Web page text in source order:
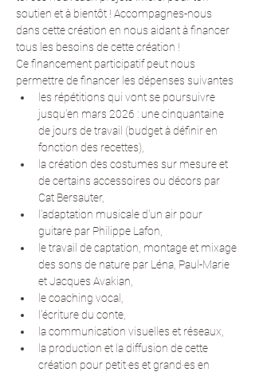
soutien et à bientôt ! Accompagnes-nous
dans cette création en nous aidant à financer
tous les besoins de cette création !
Ce financement participatif peut nous
permettre de financer les dépenses suivantes
les répétitions qui vont se poursuivre
jusqu'en mars 2026 : une cinquantaine
de jours de travail (budget à définir en
fonction des recettes),
la création des costumes sur mesure et
de certains accessoires ou décors par
Cat Bersauter,
l'adaptation musicale d'un air pour
guitare par Philippe Lafon,
le travail de captation, montage et mixage
des sons de nature par Léna, Paul-Marie
et Jacques Avakian,
le coaching vocal,
l'écriture du conte,
la communication visuelles et réseaux,
la production et la diffusion de cette
création pour petit·es et grand·es en